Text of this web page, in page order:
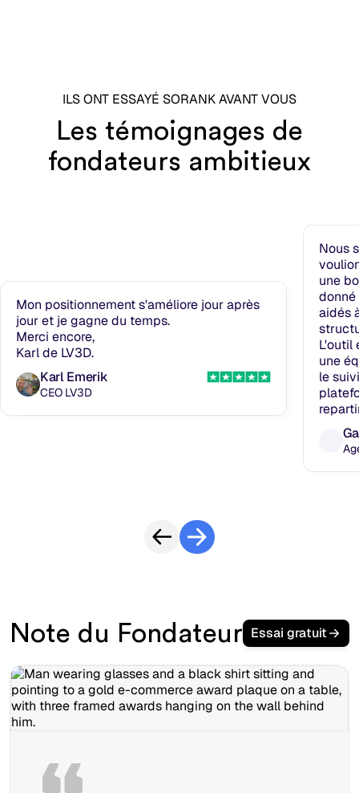
ILS ONT ESSAYÉ SORANK AVANT VOUS
Les témoignages de
fondateurs ambitieux
Mon positionnement s'améliore jour après
jour et je gagne du temps.
Merci encore,
Karl de LV3D.
Karl Emerik
CEO LV3D
Nous
une
donné
aidés
L'outil
une
le
Note du Fondateur Essai gratuit